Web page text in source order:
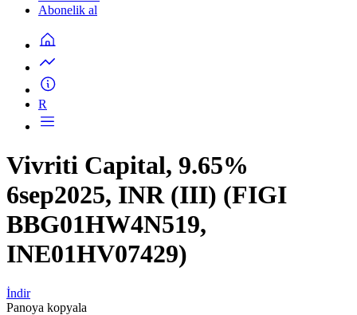
Abonelik al
R
Vivriti Capital, 9.65%
6sep2025, INR (III) (FIGI
BBG01HW4N519,
INE01HV07429)
İndir
Panoya kopyala